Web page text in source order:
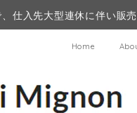
仕入先大型連休に伴い販売
Home